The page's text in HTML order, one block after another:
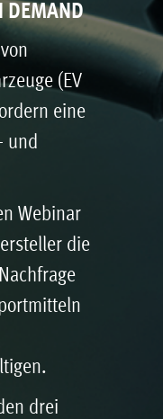
DEMAND
(EV
eine
und
Webinar
die
drei